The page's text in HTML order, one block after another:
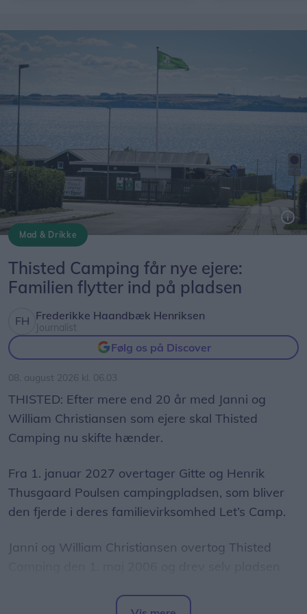
Mad & Drikke
Thisted Camping får nye ejere:
Familien flytter ind på pladsen
Frederikke Haandbæk Henriksen
Journalist
Følg os på Discover
08. august 2026 kl. 06.03
THISTED: Efter mere end 20 år med Janni og
William Christiansen som ejere skal Thisted
Camping nu skifte hænder.
Fra 1. januar 2027 overtager Gitte og Henrik
Thusgaard Poulsen campingpladsen, som bliver
den fjerde i deres familievirksomhed Let’s Camp.
Janni og William Christiansen overtog Thisted
årrække været forpagtet ud, mens den de seneste